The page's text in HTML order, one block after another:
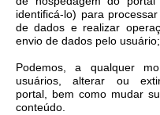
identificá-lo) para
de dados e realizar
envio de dados pelo usuário;
Podemos, a qualquer
usuários, alterar ou
portal, bem como mudar
conteúdo.